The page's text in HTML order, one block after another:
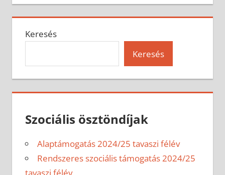
Keresés
Keresés
Szociális ösztöndíjak
Alaptámogatás 2024/25 tavaszi félév
Rendszeres szociális támogatás 2024/25
tavaszi félév